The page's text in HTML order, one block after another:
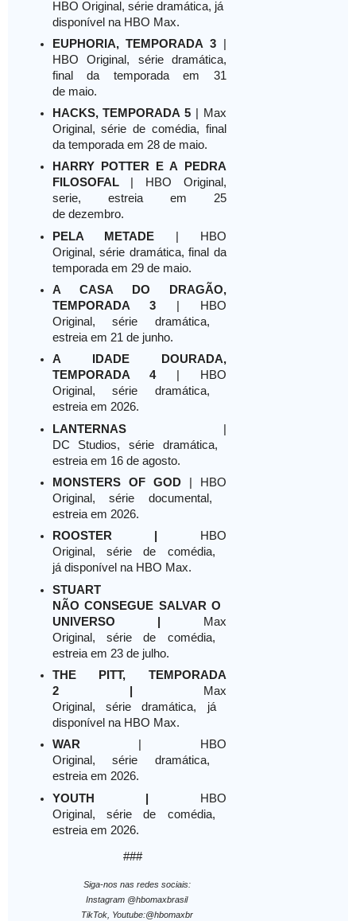
HBO Original, série dramática, já
disponível na HBO Max.
EUPHORIA, TEMPORADA 3
HBO Original, série dramática,
final da temporada em 31
de maio.
HACKS, TEMPORADA 5
| Max
Original, série de comédia, final
da temporada em 28 de maio.
HARRY POTTER E A PEDRA
FILOSOFAL
| HBO Original,
serie, estreia em 25
de dezembro.
PELA METADE
| HBO
Original, série dramática, final da
temporada em 29 de maio.
A CASA DO DRAGÃO,
TEMPORADA 3
| HBO
Original, série dramática,
estreia em 21 de junho.
A IDADE DOURADA,
TEMPORADA 4
| HBO
Original, série dramática,
estreia em 2026.
LANTERNAS
DC Studios, série dramática,
estreia em 16 de agosto.
MONSTERS OF GOD
HBO
Original,
série documental,
estreia em 2026.
ROOSTER
HBO
Original, série de comédia,
já disponível na HBO Max.
STUART
NÃO CONSEGUE SALVAR O
UNIVERSO
Max
Original, série de comédia,
estreia em 23 de julho.
THE PITT, TEMPORADA
2
Max
Original, série dramática, já
disponível na HBO Max.
WAR
| HBO
Original, série dramática,
estreia em 2026.
YOUTH
HBO
Original, série de comédia,
estreia em 2026.
###
Siga-nos nas redes sociais:
Instagram @hbomaxbrasil
TikTok, Youtube:@hbomaxbr